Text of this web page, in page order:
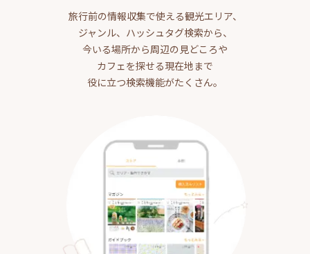
旅行前の情報収集で使える観光エリア、
ジャンル、ハッシュタグ検索から、
今いる場所から周辺の見どころや
カフェを探せる現在地まで
役に立つ検索機能がたくさん。